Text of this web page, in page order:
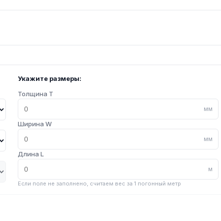
Укажите размеры:
Толщина T
мм
Ширина W
мм
Длина L
м
Если поле не заполнено, считаем вес за 1 погонный метр